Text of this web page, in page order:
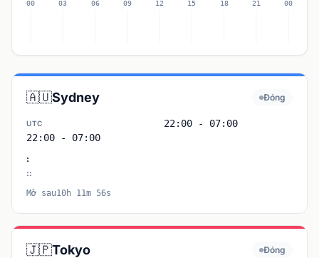
🇦🇺Sydney Đóng
UTC
22:00 - 07:00
22:00 - 07:00
:
::
Mở sau10h 11m 56s
🇯🇵Tokyo Đóng